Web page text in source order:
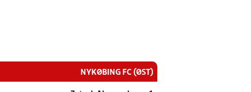
NYKØBING FC (ØST)